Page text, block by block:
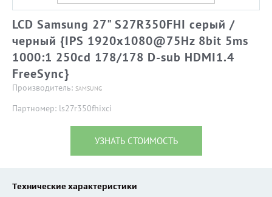
LCD Samsung 27" S27R350FHI серый /
черный {IPS 1920x1080@75Hz 8bit 5ms
1000:1 250cd 178/178 D-sub HDMI1.4
FreeSync}
Производитель: SAMSUNG
Партномер: ls27r350fhixci
УЗНАТЬ СТОИМОСТЬ
Технические характеристики